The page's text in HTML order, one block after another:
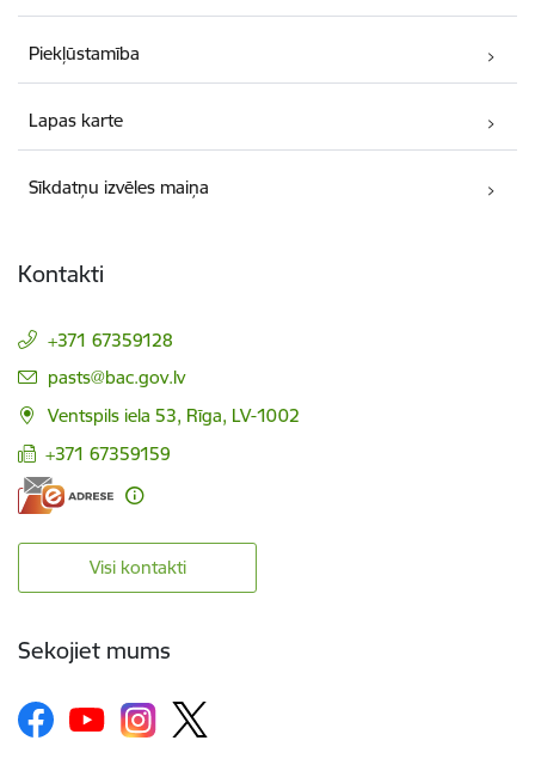
Piekļūstamība
Lapas karte
Sīkdatņu izvēles maiņa
Kontakti
+371 67359128
E-pasts:
pasts@bac.gov.lv
Ventspils iela 53, Rīga, LV-1002
+371 67359159
Visi kontakti
Sekojiet mums